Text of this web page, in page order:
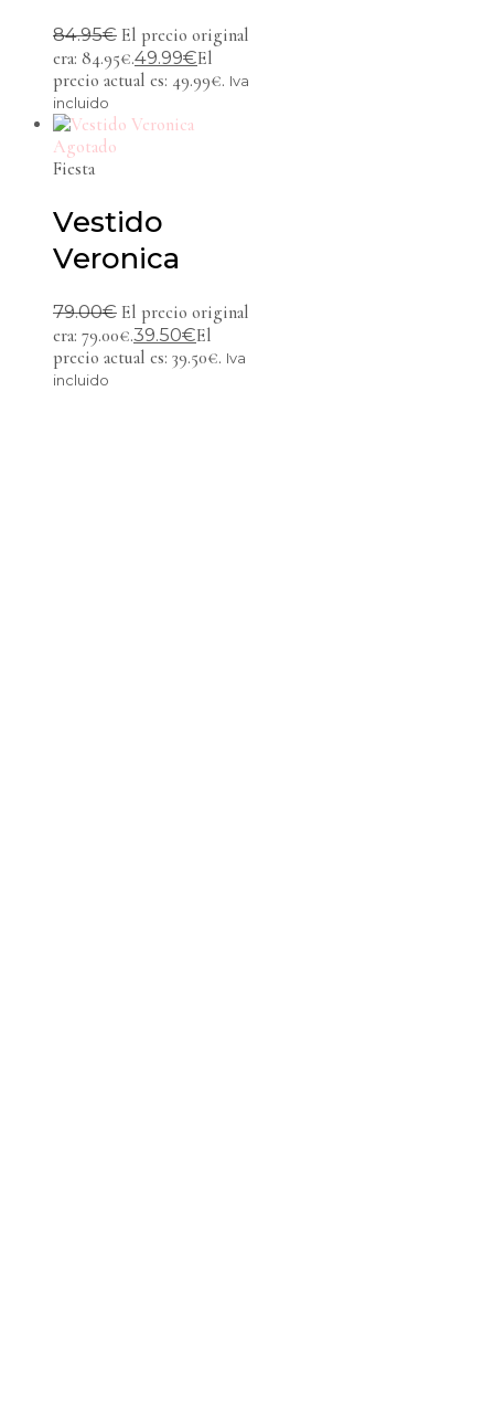
84.95€ El precio original
era: 84.95€.49.99€El
precio actual es: 49.99€. Iva
incluido
Agotado
Fiesta
Vestido
Veronica
79.00€ El precio original
era: 79.00€.39.50€El
precio actual es: 39.50€. Iva
incluido